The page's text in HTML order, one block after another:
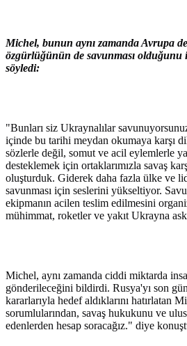
Michel, bunun aynı zamanda Avrupa
özgürlüğünün de savunması olduğunu
söyledi:
"Bunları siz Ukraynalılar
içinde bu tarihi meydan okumaya karşı
sözlerle değil, somut ve acil eylemlerle
desteklemek için ortaklarımızla savaş
oluşturduk. Giderek daha fazla ülke ve
savunması için seslerini yükseltiyor.
ekipmanın acilen teslim edilmesini
mühimmat, roketler ve yakıt Ukrayna
Michel, aynı zamanda ciddi miktarda
gönderileceğini bildirdi. Rusya'yı son
kararlarıyla hedef aldıklarını hatırlatan
sorumlularından, savaş hukukunu ve
edenlerden hesap soracağız." diye